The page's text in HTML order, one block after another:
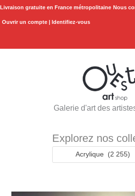
Aller
Livraison gratuite en France métropolitaine Nous
Ouvrir un compte | Identifiez-vous
Galerie d'art des
Explorez nos
Acrylique (2 255)